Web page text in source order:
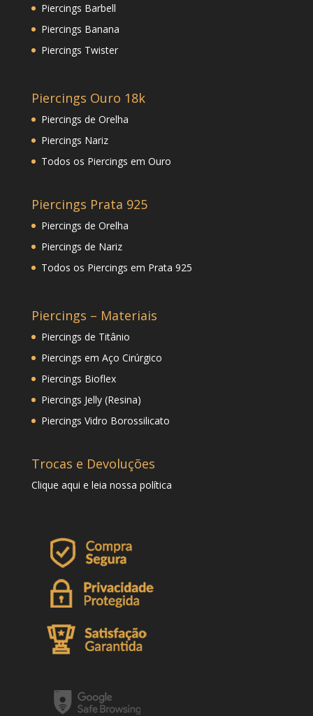
Piercings Barbell
Piercings Banana
Piercings Twister
Piercings Ouro 18k
Piercings de Orelha
Piercings Nariz
Todos os Piercings em Ouro
Piercings Prata 925
Piercings de Orelha
Piercings de Nariz
Todos os Piercings em Prata 925
Piercings – Materiais
Piercings de Titânio
Piercings em Aço Cirúrgico
Piercings Bioflex
Piercings Jelly (Resina)
Piercings Vidro Borossilicato
Trocas e Devoluções
Clique aqui e leia nossa política